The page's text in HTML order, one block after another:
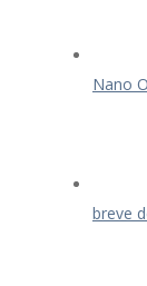
Nano
breve